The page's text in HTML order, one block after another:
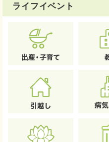
ライフイベント